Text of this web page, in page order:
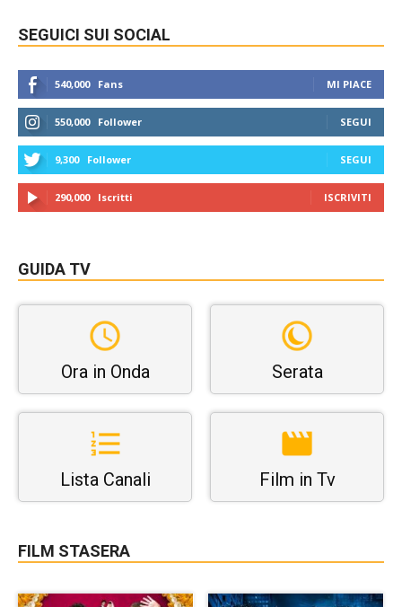
SEGUICI SUI SOCIAL
540,000 Fans MI PIACE
550,000 Follower SEGUI
9,300 Follower SEGUI
290,000 Iscritti ISCRIVITI
GUIDA TV
Ora in Onda Serata
Lista Canali Film in Tv
FILM STASERA